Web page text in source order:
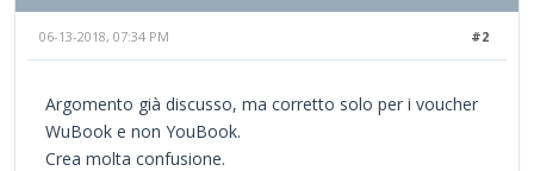
#2
06-13-2018, 07:34 PM
Argomento già discusso, ma corretto solo per i voucher
WuBook e non YouBook.
Crea molta confusione.